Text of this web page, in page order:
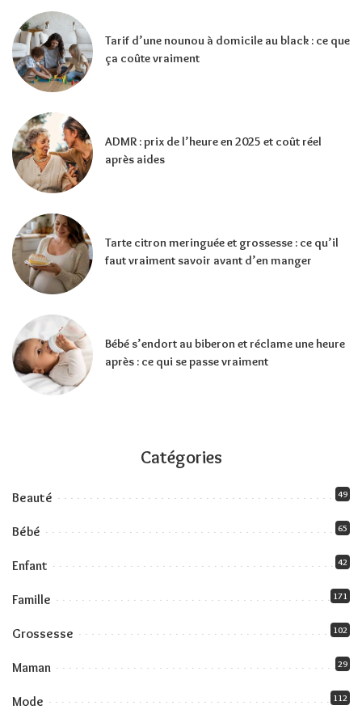
Tarif d’une nounou à domicile au black : ce que
ça coûte vraiment
ADMR : prix de l’heure en 2025 et coût réel
après aides
Tarte citron meringuée et grossesse : ce qu’il
faut vraiment savoir avant d’en manger
Bébé s’endort au biberon et réclame une heure
après : ce qui se passe vraiment
Catégories
Beauté 49
Bébé 65
Enfant 42
Famille 171
Grossesse 102
Maman 29
Mode 112